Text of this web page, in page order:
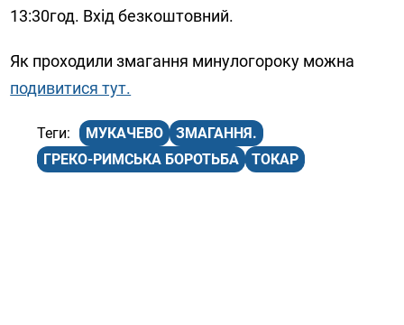
13:30год. Вхід безкоштовний.
Як проходили змагання минулогороку можна
подивитися тут.
МУКАЧЕВО
ЗМАГАННЯ.
ГРЕКО-РИМСЬКА БОРОТЬБА
ТОКАР